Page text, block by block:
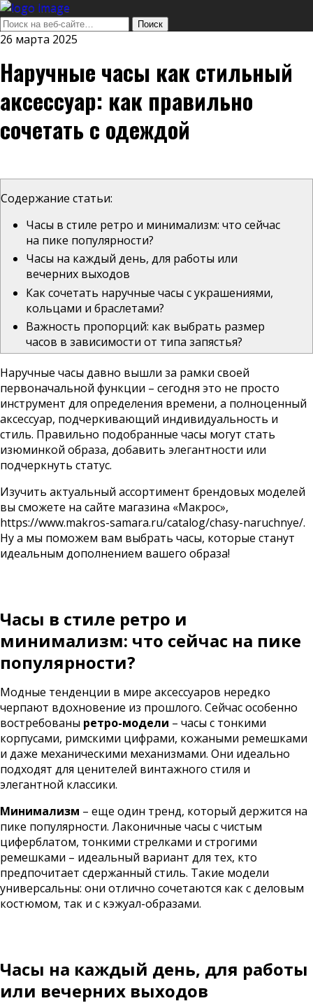
26 марта 2025
Наручные часы как стильный
аксессуар: как правильно
сочетать с одеждой
Содержание статьи:
Часы в стиле ретро и минимализм: что сейчас
на пике популярности?
Часы на каждый день, для работы или
вечерних выходов
Как сочетать наручные часы с украшениями,
кольцами и браслетами?
Важность пропорций: как выбрать размер
часов в зависимости от типа запястья?
Наручные часы давно вышли за рамки своей
первоначальной функции – сегодня это не просто
инструмент для определения времени, а полноценный
аксессуар, подчеркивающий индивидуальность и
стиль. Правильно подобранные часы могут стать
изюминкой образа, добавить элегантности или
подчеркнуть статус.
Изучить актуальный ассортимент брендовых моделей
вы сможете на сайте магазина «Макрос»,
https://www.makros-samara.ru/catalog/chasy-naruchnye/.
Ну а мы поможем вам выбрать часы, которые станут
идеальным дополнением вашего образа!
Часы в стиле ретро и
минимализм: что сейчас на пике
популярности?
Модные тенденции в мире аксессуаров нередко
черпают вдохновение из прошлого. Сейчас особенно
востребованы ретро-модели – часы с тонкими
корпусами, римскими цифрами, кожаными ремешками
и даже механическими механизмами. Они идеально
подходят для ценителей винтажного стиля и
элегантной классики.
Минимализм – еще один тренд, который держится на
пике популярности. Лаконичные часы с чистым
циферблатом, тонкими стрелками и строгими
ремешками – идеальный вариант для тех, кто
предпочитает сдержанный стиль. Такие модели
универсальны: они отлично сочетаются как с деловым
костюмом, так и с кэжуал-образами.
Часы на каждый день, для работы
или вечерних выходов